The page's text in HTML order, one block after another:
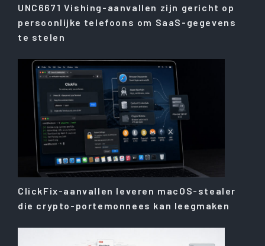
UNC6671 Vishing-aanvallen zijn gericht op
persoonlijke telefoons om SaaS-gegevens
te stelen
ClickFix-aanvallen leveren macOS-stealer
die crypto-portemonnees kan leegmaken